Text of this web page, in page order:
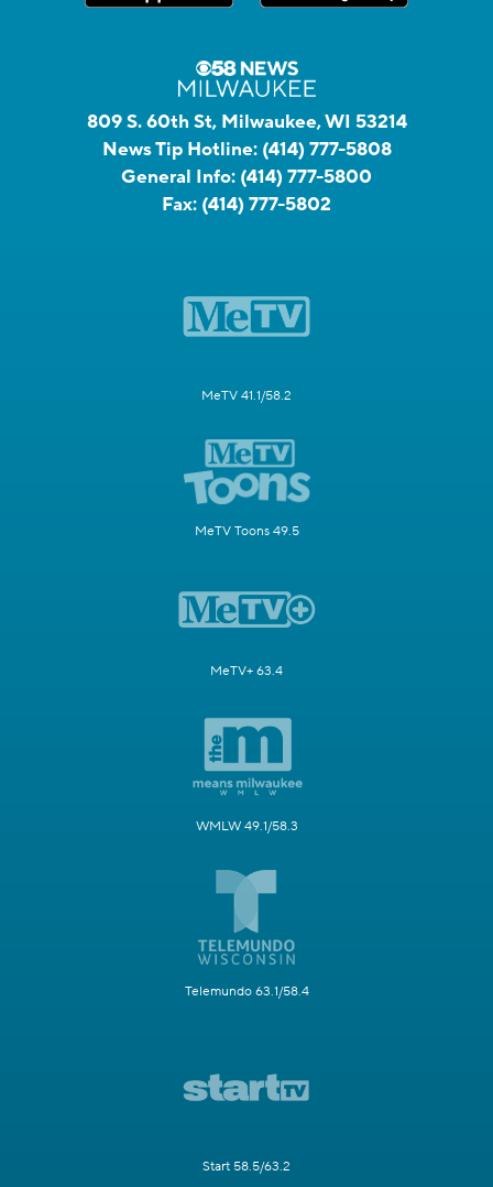
809 S. 60th St, Milwaukee, WI 53214
News Tip Hotline: (414) 777-5808
General Info: (414) 777-5800
Fax: (414) 777-5802
MeTV 41.1/58.2
MeTV Toons 49.5
MeTV+ 63.4
WMLW 49.1/58.3
Telemundo 63.1/58.4
Start 58.5/63.2